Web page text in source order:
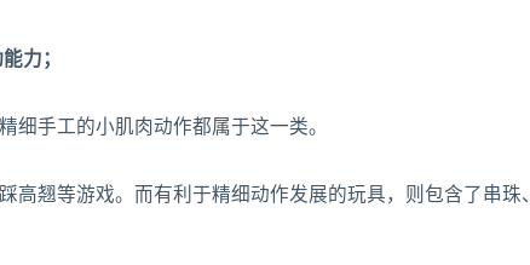
力；
细手工的小肌肉动作都属于这一类。
高翘等游戏。而有利于精细动作发展的玩具，则包含了串珠